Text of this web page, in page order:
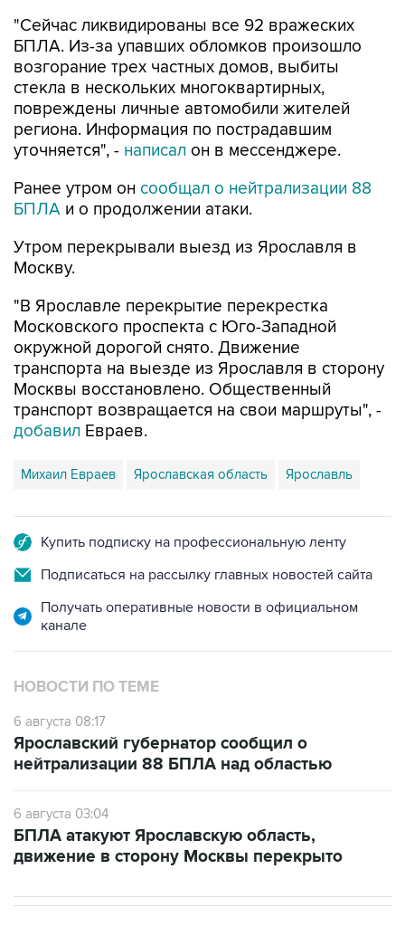
"Сейчас ликвидированы все 92 вражеских
БПЛА. Из-за упавших обломков произошло
возгорание трех частных домов, выбиты
стекла в нескольких многоквартирных,
повреждены личные автомобили жителей
региона. Информация по пострадавшим
уточняется", - написал он в мессенджере.
Ранее утром он сообщал о нейтрализации 88
БПЛА и о продолжении атаки.
Утром перекрывали выезд из Ярославля в
Москву.
"В Ярославле перекрытие перекрестка
Московского проспекта с Юго-Западной
окружной дорогой снято. Движение
транспорта на выезде из Ярославля в сторону
Москвы восстановлено. Общественный
транспорт возвращается на свои маршруты", -
добавил Евраев.
Михаил Евраев Ярославская область Ярославль
Купить подписку на профессиональную ленту
Подписаться на рассылку главных новостей сайта
Получать оперативные новости в официальном
канале
НОВОСТИ ПО ТЕМЕ
6 августа 08:17
Ярославский губернатор сообщил о
нейтрализации 88 БПЛА над областью
6 августа 03:04
БПЛА атакуют Ярославскую область,
движение в сторону Москвы перекрыто